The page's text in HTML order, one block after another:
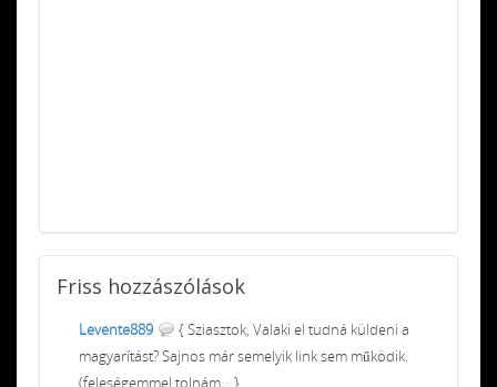
Friss hozzászólások
Levente889
{ Sziasztok, Valaki el tudná küldeni a
magyarítást? Sajnos már semelyik link sem működik.
(feleségemmel tolnám... }